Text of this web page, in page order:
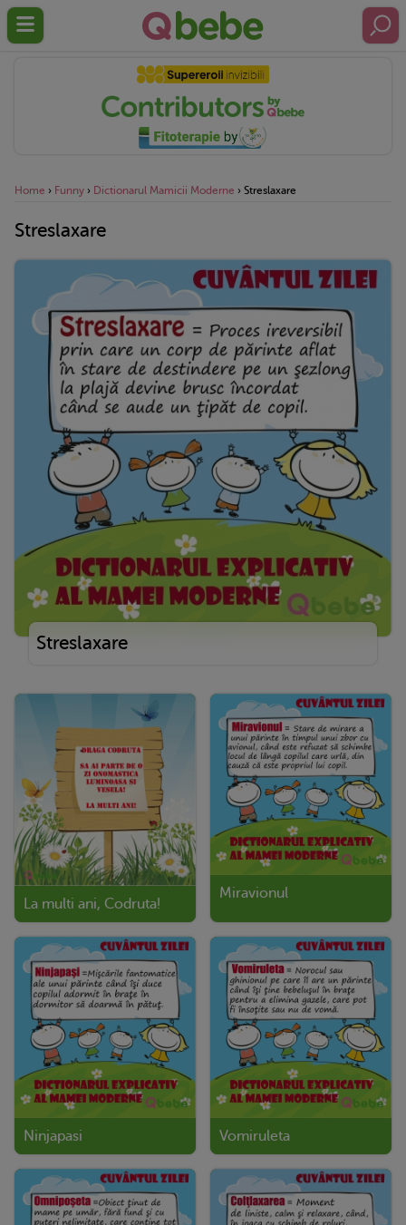
Home › Funny › Dictionarul Mamicii Moderne › Streslaxare
Streslaxare
Streslaxare
La multi ani, Codruta!
Miravionul
Ninjapasi Vomiruleta